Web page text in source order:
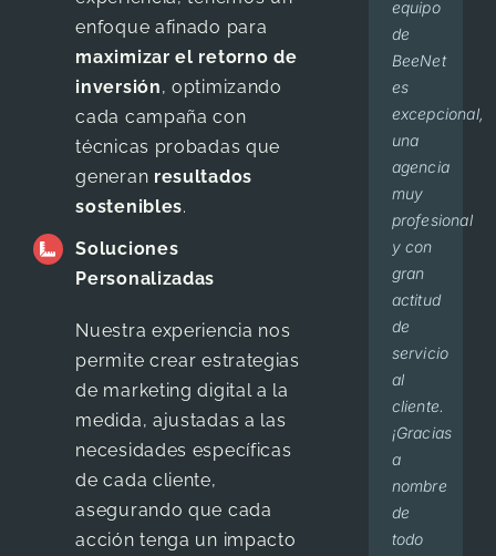
enfoque afinado para
maximizar el retorno de
inversión, optimizando
cada campaña con
técnicas probadas que
generan resultados
sostenibles.
Soluciones
Personalizadas
Nuestra experiencia nos
permite crear estrategias
de marketing digital a la
medida, ajustadas a las
necesidades específicas
de cada cliente,
asegurando que cada
acción tenga un impacto
equipo
de
BeeNet
es
excepcional,
una
agencia
muy
profesional
y con
gran
actitud
de
servicio
al
cliente.
¡Gracias
a
nombre
de
todo
with
them
for 6
months
now
and
the
service
that I
have
been
getting
is
amazing
to say
the
least.
They
always
do
business
recomiendo
con
los
ojos
cerrados.
Dr.
Olliver
Núñez
comentarios.
Las
estrategias
que
implementan
y
sugieren
dan
resultado
visible
100%
¡Muchas
gracias!
Lavalle
de los
buscadores,
me
han
impulsado
al
nivel
tal,
que
un
gran
porcentaje
de
pacientes
que
llegan
de
primera
vez,
lo
hacen